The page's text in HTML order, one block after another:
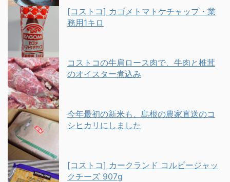
[コストコ] カゴメトマトケチャップ・業
務用1キロ
コストコの牛肩ロース肉で、牛肉と椎茸
のオイスター煮込み
今年最初の新米も、島根の農家直送のコ
シヒカリにしました
[コストコ] カークランド コルビージャッ
クチーズ 907g